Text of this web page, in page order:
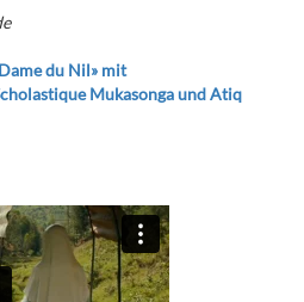
du Nil» mit
Mukasonga und Atiq